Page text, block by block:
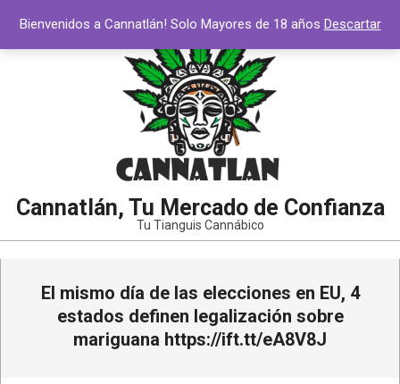
contenido
Cannatlán, Tu Mercado de Confianza
Tu Tianguis Cannábico
navegación
El mismo día de las elecciones en EU, 4
estados definen legalización sobre
mariguana https://ift.tt/eA8V8J
Bienvenidos a Cannatlán! Solo Mayores de 18 años Descartar